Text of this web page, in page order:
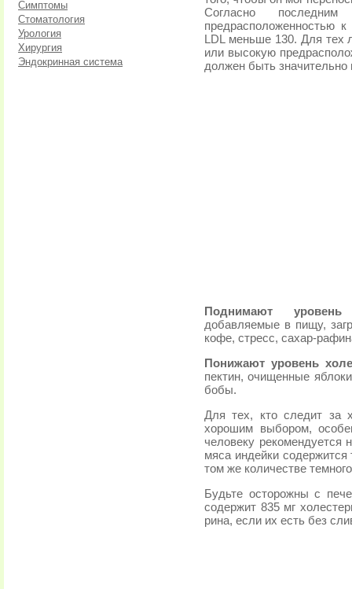
Симптомы
Стоматология
Урология
Хирургия
Эндокринная система
Согласно
предрасположенностью
LDL меньше 130. Для
или высокую
должен быть
Поднимают уровень
добавляемые в пищу,
кофе, стресс, сахар-
Понижают уровень
пектин, очищенные
бобы.
Для тех, кто следит за
хорошим выбором,
человеку рекомендуется
мяса индейки содержится
том же количестве
Будьте осторожны с
содержит 835 мг
рина, если их есть без